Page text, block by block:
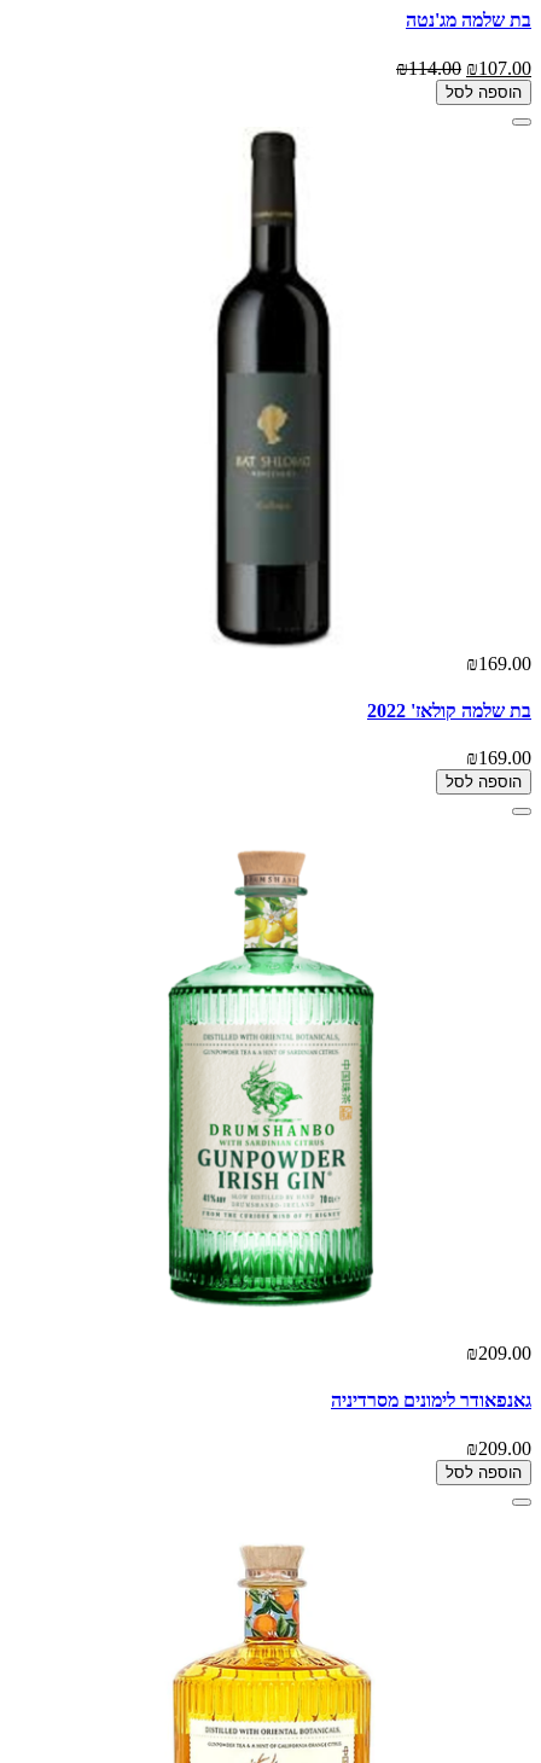
בת שלמה מג'נטה
₪107.00
₪114.00
הוספה לסל
₪169.00
בת שלמה קולאז' 2022
₪169.00
הוספה לסל
₪209.00
גאנפאודר לימונים מסרדיניה
₪209.00
הוספה לסל